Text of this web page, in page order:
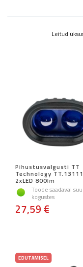
Leitud
Pihustusvalgusti TT
Technology
2xLED 800lm
Toode saadaval
kogustes
27,59 €
EDUTAMISEL